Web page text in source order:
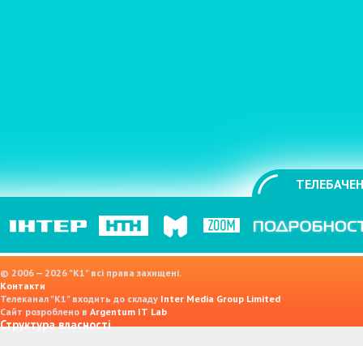
© 2006 — 2026 "K1" всі права захищені.
Контакти
Телеканал "К1" входить до складу Inter Media Group Limited
Сайт розроблено в Argentum IT Lab
Структура власності